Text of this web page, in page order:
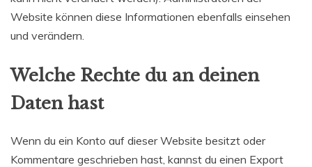
Website können diese Informationen ebenfalls einsehen
und verändern.
Welche Rechte du an deinen
Daten hast
Wenn du ein Konto auf dieser Website besitzt oder
Kommentare geschrieben hast, kannst du einen Export